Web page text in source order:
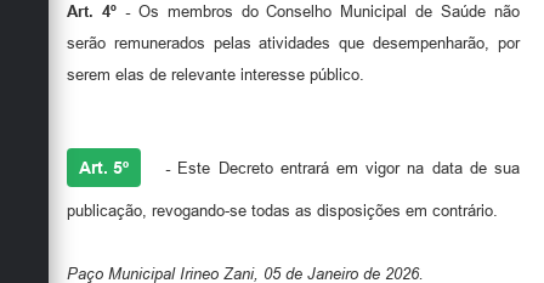
Art. 4º -Os membros do Conselho Municipal de Saúde não
serão remunerados pelas atividades que desempenharão, por
serem elas de relevante interesse público.
Art. 5º - Este Decreto entrará em vigor na data de sua
publicação, revogando-se todas as disposições em contrário.
Paço Municipal Irineo Zani, 05 de Janeiro de 2026.